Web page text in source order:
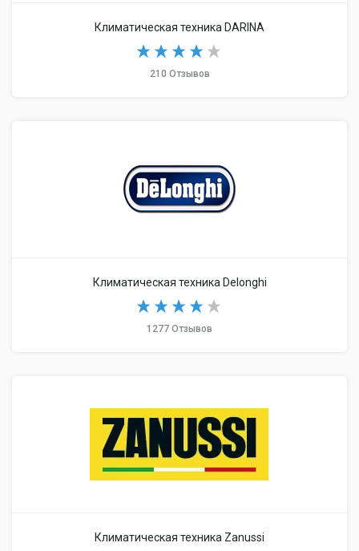
Климатическая техника DARINA
210 Отзывов
Климатическая техника Delonghi
1277 Отзывов
Климатическая техника Zanussi